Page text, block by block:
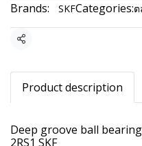
Brands:
SKFCategories:
Share
Product description
Deep groove ball
2RS1 SKF